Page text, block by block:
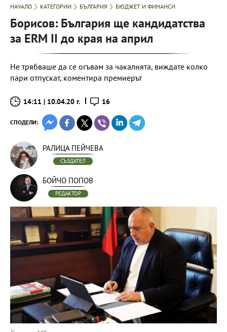
НАЧАЛО КАТЕГОРИИ БЪЛГАРИЯ БЮДЖЕТ И ФИНАНСИ
Борисов: България ще кандидатства
за ERM II до края на април
Не трябваше да се огъвам за чакалнята, виждате колко
пари отпускат, коментира премиерът
14:11 | 10.04.20 г. 16
СПОДЕЛИ:
РАЛИЦА ПЕЙЧЕВА
СЪЗДАТЕЛ
БОЙЧО ПОПОВ
РЕДАКТОР